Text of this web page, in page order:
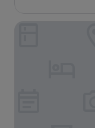
Bewertungen)